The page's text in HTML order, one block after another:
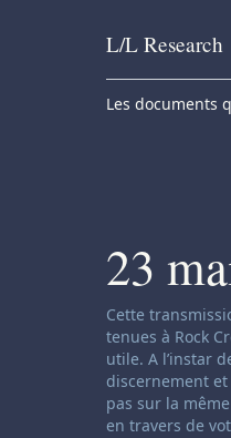
Skip to content
L/L Research
Les documents
23
Clause de
Cette
tenues à Rock
utile. A l’instar
discernement
pas sur la
en travers de